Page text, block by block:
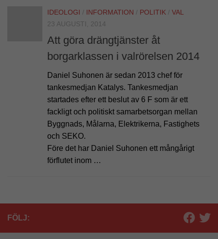
IDEOLOGI / INFORMATION / POLITIK / VAL
23 AUGUSTI, 2014
Att göra drängtjänster åt
borgarklassen i valrörelsen 2014
Daniel Suhonen är sedan 2013 chef för
tankesmedjan Katalys. Tankesmedjan
startades efter ett beslut av 6 F som är ett
fackligt och politiskt samarbetsorgan mellan
Byggnads, Målarna, Elektrikerna, Fastighets
och SEKO.
Före det har Daniel Suhonen ett mångårigt
förflutet inom …
FÖLJ: